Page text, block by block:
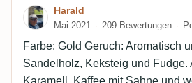
Bewertung von Harald
Harald
Mai 2021 209 Bewertungen
Farbe: Gold Geruch: Aromatisch
Sandelholz, Keksteig und Fudge.